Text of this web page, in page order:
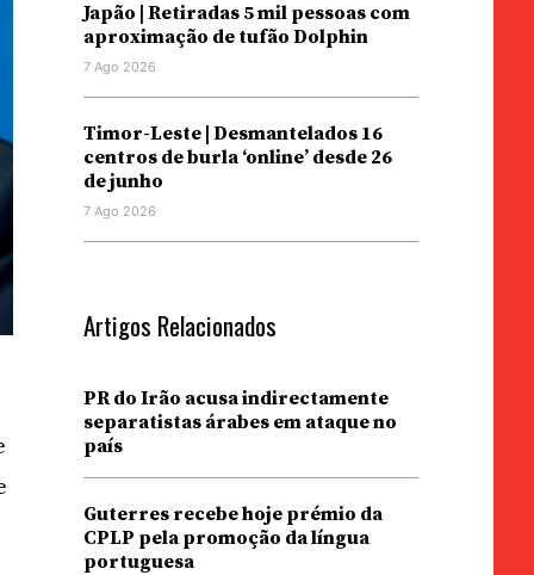
Japão | Retiradas 5 mil pessoas com
aproximação de tufão Dolphin
7 Ago 2026
Timor-Leste | Desmantelados 16
centros de burla ‘online’ desde 26
de junho
7 Ago 2026
Artigos Relacionados
PR do Irão acusa indirectamente
separatistas árabes em ataque no
país
Guterres recebe hoje prémio da
CPLP pela promoção da língua
portuguesa